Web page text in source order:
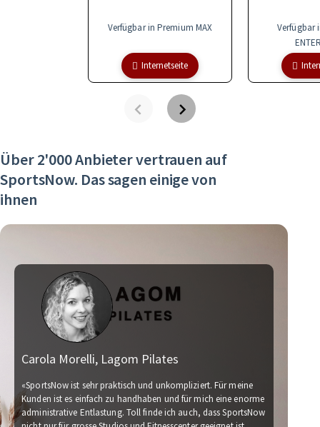
Verfügbar in Premium MAX
Internetseite
Verfügbar
Über 2'000 Anbieter vertrauen auf
SportsNow. Das sagen einige von
ihnen
Carola Morelli, Lagom Pilates
«SportsNow ist sehr praktisch und unkompliziert. Für meine
Kunden ist es einfach zu handhaben und für mich eine enorme
administrative Entlastung. Toll finde ich auch, dass SportsNow